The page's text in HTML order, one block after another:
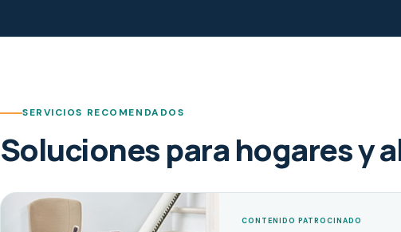
SERVICIOS RECOMENDADOS
Soluciones para hogares y
CONTENIDO PATROCINADO